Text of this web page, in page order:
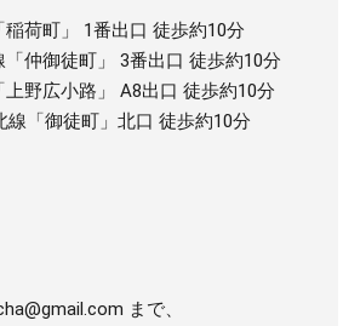
荷町」 1番出口 徒歩約10分
仲御徒町」 3番出口 徒歩約10分
野広小路」 A8出口 徒歩約10分
線「御徒町」北口 徒歩約10分
まで、